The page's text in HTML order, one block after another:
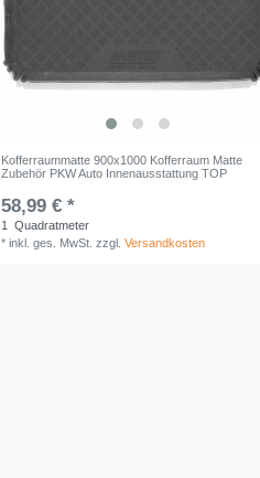
Kofferraummatte 900x1000 Kofferraum Matte
Zubehör PKW Auto Innenausstattung TOP
58,99 € *
1
Quadratmeter
*inkl. ges. MwSt. zzgl.Versandkosten